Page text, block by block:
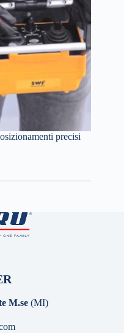
precisi
M.se (MI)